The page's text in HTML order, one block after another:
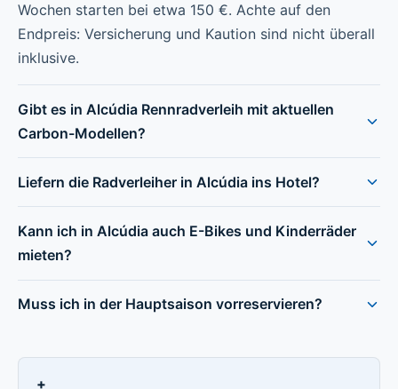
Wochen starten bei etwa 150 €. Achte auf den
Endpreis: Versicherung und Kaution sind nicht überall
inklusive.
Gibt es in Alcúdia Rennradverleih mit aktuellen
Carbon-Modellen?
Liefern die Radverleiher in Alcúdia ins Hotel?
Kann ich in Alcúdia auch E-Bikes und Kinderräder
mieten?
Muss ich in der Hauptsaison vorreservieren?